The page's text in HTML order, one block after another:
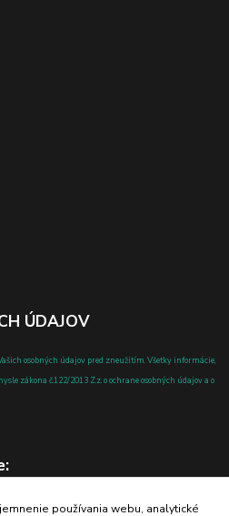
ÚDAJOV
osobných údajov pred zneužitím. Všetky informácie,
zákona č.122/2013 Z.z. o ochrane osobných údajov a o
používania webu, analytické